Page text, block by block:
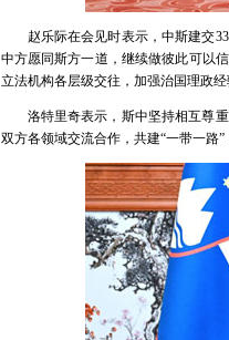
赵乐际在会见时表示，中斯建交
中方愿同斯方一道，继续做彼此可以
立法机构各层级交往，加强治国理政
洛特里奇表示，斯中坚持相互尊
双方各领域交流合作，共建“一带一路”